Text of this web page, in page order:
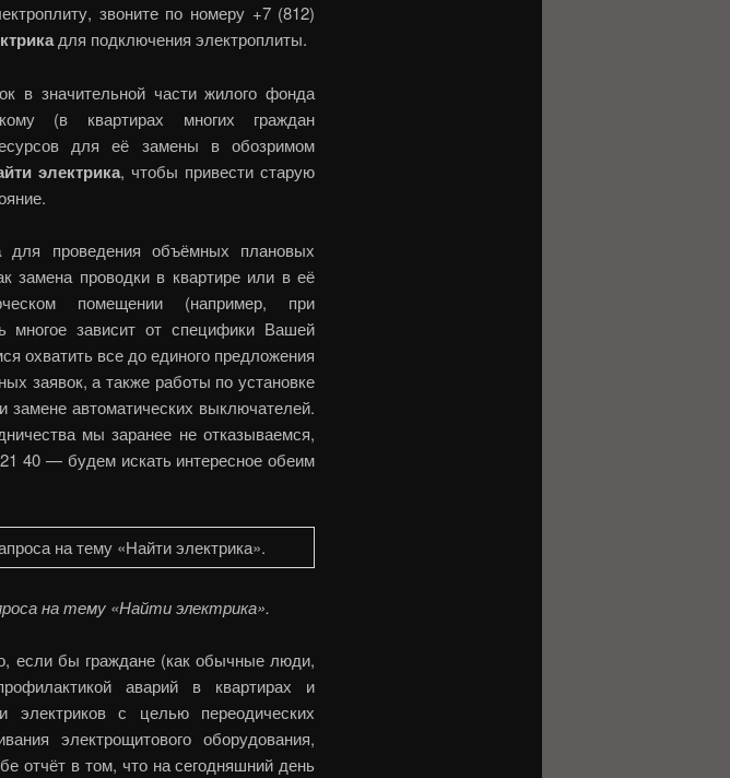
звоните по номеру +7 (812)
для подключения электроплиты.
в значительной части жилого фонда
(в квартирах многих граждан
для её замены в обозримом
электрика, чтобы привести старую
для проведения объёмных плановых
замена проводки в квартире или в её
помещении (например, при
многое зависит от специфики Вашей
охватить все до единого предложения
заявок, а также работы по установке
замене автоматических выключателей.
мы заранее не отказываемся,
40 — будем искать интересное обеим
на тему «Найти электрика».
если бы граждане (как обычные люди,
аварий в квартирах и
с целью переодических
электрощитового оборудования,
отчёт в том, что на сегодняшний день